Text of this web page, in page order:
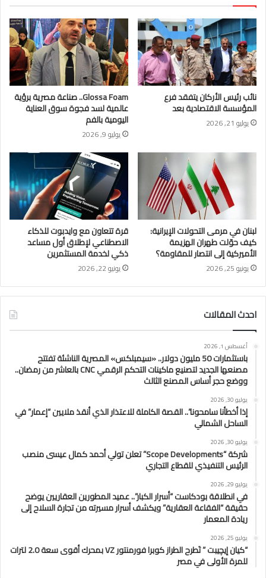
نائب رئيس الأركان يتفقد فرع
المؤسسة الاقتصادية بعد
يوليو 21, 2026
Glossa Foam.. صناعة مصرية برؤية
عالمية لسد فجوة سوق العناية
اليومية بالفم
يوليو 9, 2026
لبنان في مرمى التحولات الإيرانية:
كيف حوّلت طهران الهزيمة
الأميركية إلى انتصار للمقاومة؟
يونيو 25, 2026
قرة تتعاون مع وايدبوت للذكاء
الاصطناعي لإطلاق أول مساعد
ذكي لخدمة المستثمرين
يونيو 22, 2026
احدث المقالات
أغسطس 1, 2026
باستثمارات 50 مليون دولار.. «سيمبلكس» المصرية الناشئة تفتتح
مصنعها الجديد لتصنيع ماكينات التحكم الرقمي CNC بالعاشر من رمضان..
ووضع حجر أساس المصنع الثالث
يوليو 30, 2026
إذا أخطأنا سامحونا”.. القصة الكاملة للاعتذار الذي أنقذ ملايين “إعمار” في
الساحل الشمالي
يوليو 30, 2026
شركة “Scope Developments” تعلن تولي أحمد كمال عيسى منصب
الرئيس التنفيذي للقطاع التجاري
يوليو 29, 2026
في انطلاقة بودكاست “أسرار الكبار”.. عميد المطورين العقاريين يوضح
حقيقة “الفقاعة العقارية” ويكشف أسرار مسيرته من تجارة السلاح إلى
ريادة المعمار
يوليو 25, 2026
“كيان إيچيبت ” تَطرح الطراز كوبرا فورمنتور VZ بمحرك أقوى سعة 2.0 لترات
للمرة الأولى في مصر